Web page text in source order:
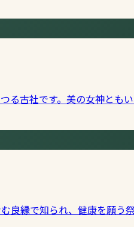
る古社です。美の女神とも
良縁で知られ、健康を願う